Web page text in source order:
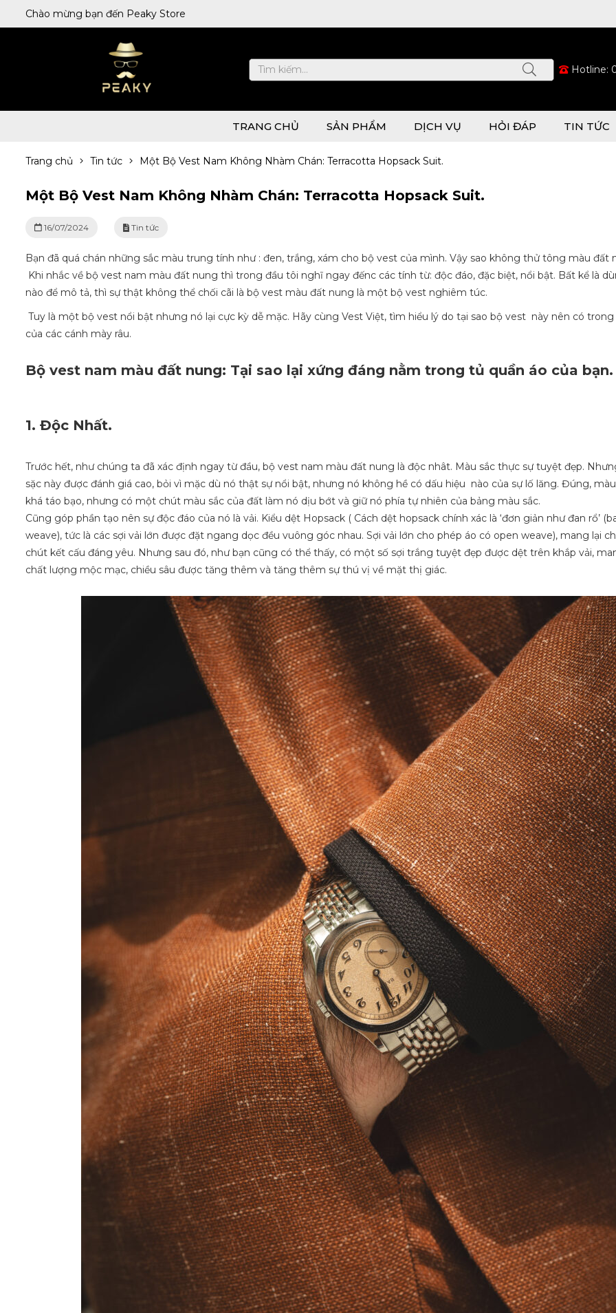
Chào mừng bạn đến Peaky Store
Hotline:
TRANG CHỦ SẢN PHẨM DỊCH VỤ HỎI ĐÁP TIN TỨC
Trang chủ Tin tức Một Bộ Vest Nam Không Nhàm Chán: Terracotta Hopsack Suit.
Một Bộ Vest Nam Không Nhàm Chán: Terracotta Hopsack Suit.
16/07/2024 Tin tức
Bạn đã quá chán những sắc màu trung tính như : đen, trắng, xám cho bộ vest của mình. Vậy sao không thử tông màu đất
Khi nhắc về bộ vest nam màu đất nung thì trong đầu tôi nghĩ ngay đếnc các tính từ: độc đáo, đặc biệt, nổi bật. Bất kể là
nào để mô tả, thì sự thật không thể chối cãi là bộ vest màu đất nung là một bộ vest nghiêm túc.
Tuy là một bộ vest nổi bật nhưng nó lại cực kỳ dễ mặc. Hãy cùng Vest Việt, tìm hiểu lý do tại sao bộ vest này nên có
của các cánh mày râu.
Bộ vest nam màu đất nung: Tại sao lại xứng đáng nằm trong tủ quần áo của bạn.
1. Độc Nhất.
Trước hết, như chúng ta đã xác định ngay từ đầu, bộ vest nam màu đất nung là độc nhât. Màu sắc thực sự tuyệt đẹp.
sặc này được đánh giá cao, bỏi vì mặc dù nó thật sự nổi bật, nhưng nó không hề có dấu hiệu nào của sự lố lăng. Đúng,
khá táo bạo, nhưng có một chút màu sắc của đất làm nó dịu bớt và giữ nó phía tự nhiên của bảng màu sắc.
Cũng góp phần tạo nên sự độc đáo của nó là vải. Kiểu dệt Hopsack ( Cách dệt hopsack chính xác là ‘đơn giản như đan rổ’
weave), tức là các sợi vải lớn được đặt ngang dọc đều vuông góc nhau. Sợi vải lớn cho phép áo có open weave), mang lại
chút kết cấu đáng yêu. Nhưng sau đó, như bạn cũng có thể thấy, có một số sợi trắng tuyệt đẹp được dệt trên khắp vải,
chất lượng mộc mạc, chiều sâu được tăng thêm và tăng thêm sự thú vị về mặt thị giác.